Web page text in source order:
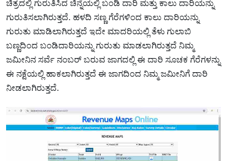
ಚಿತ್ರದಲ್ಲಿ ಗುರುತಿಸಿದ ಚಿನ್ನೆಯಲ್ಲಿ ಬಂಡಿ ದಾರಿ ಮತ್ತು ಕಾಲು ದಾರಿಯನ್ನು
ಗುರುತಿಸಲಾಗಿರುತ್ತದೆ. ಹಳದಿ ಸಣ್ಣ ಗೆರೆಗಳಿಂದ ಕಾಲು ದಾರಿಯನ್ನು
ಗುರುತು ಮಾಡಿಲಾಗಿರುತ್ತದೆ ಇದೇ ಮಾದರಿಯಲ್ಲಿ ತೆಳು ಗುಲಾಬಿ
ಬಣ್ಣದಿಂದ ಬಂಡಿದಾರಿಯನ್ನು ಗುರುತು ಮಾಡಲಾಗಿರುತ್ತದೆ ನಿಮ್ಮ
ಜಮೀನಿನ ಸರ್ವೆ ನಂಬರ್ ಬರುವ ಜಾಗದಲ್ಲಿ ಈ ದಾರಿ ಸೂಚಕ ಗೆರೆಗಳನ್ನು
ಈ ನಕ್ಷೆಯಲ್ಲಿ ಹಾಕಲಾಗಿರುತ್ತದೆ ಈ ಜಾಗದಿಂದ ನಿಮ್ಮ ಜಮೀನಿಗೆ ದಾರಿ
ನೀಡಲಾಗಿರುತ್ತದೆ.